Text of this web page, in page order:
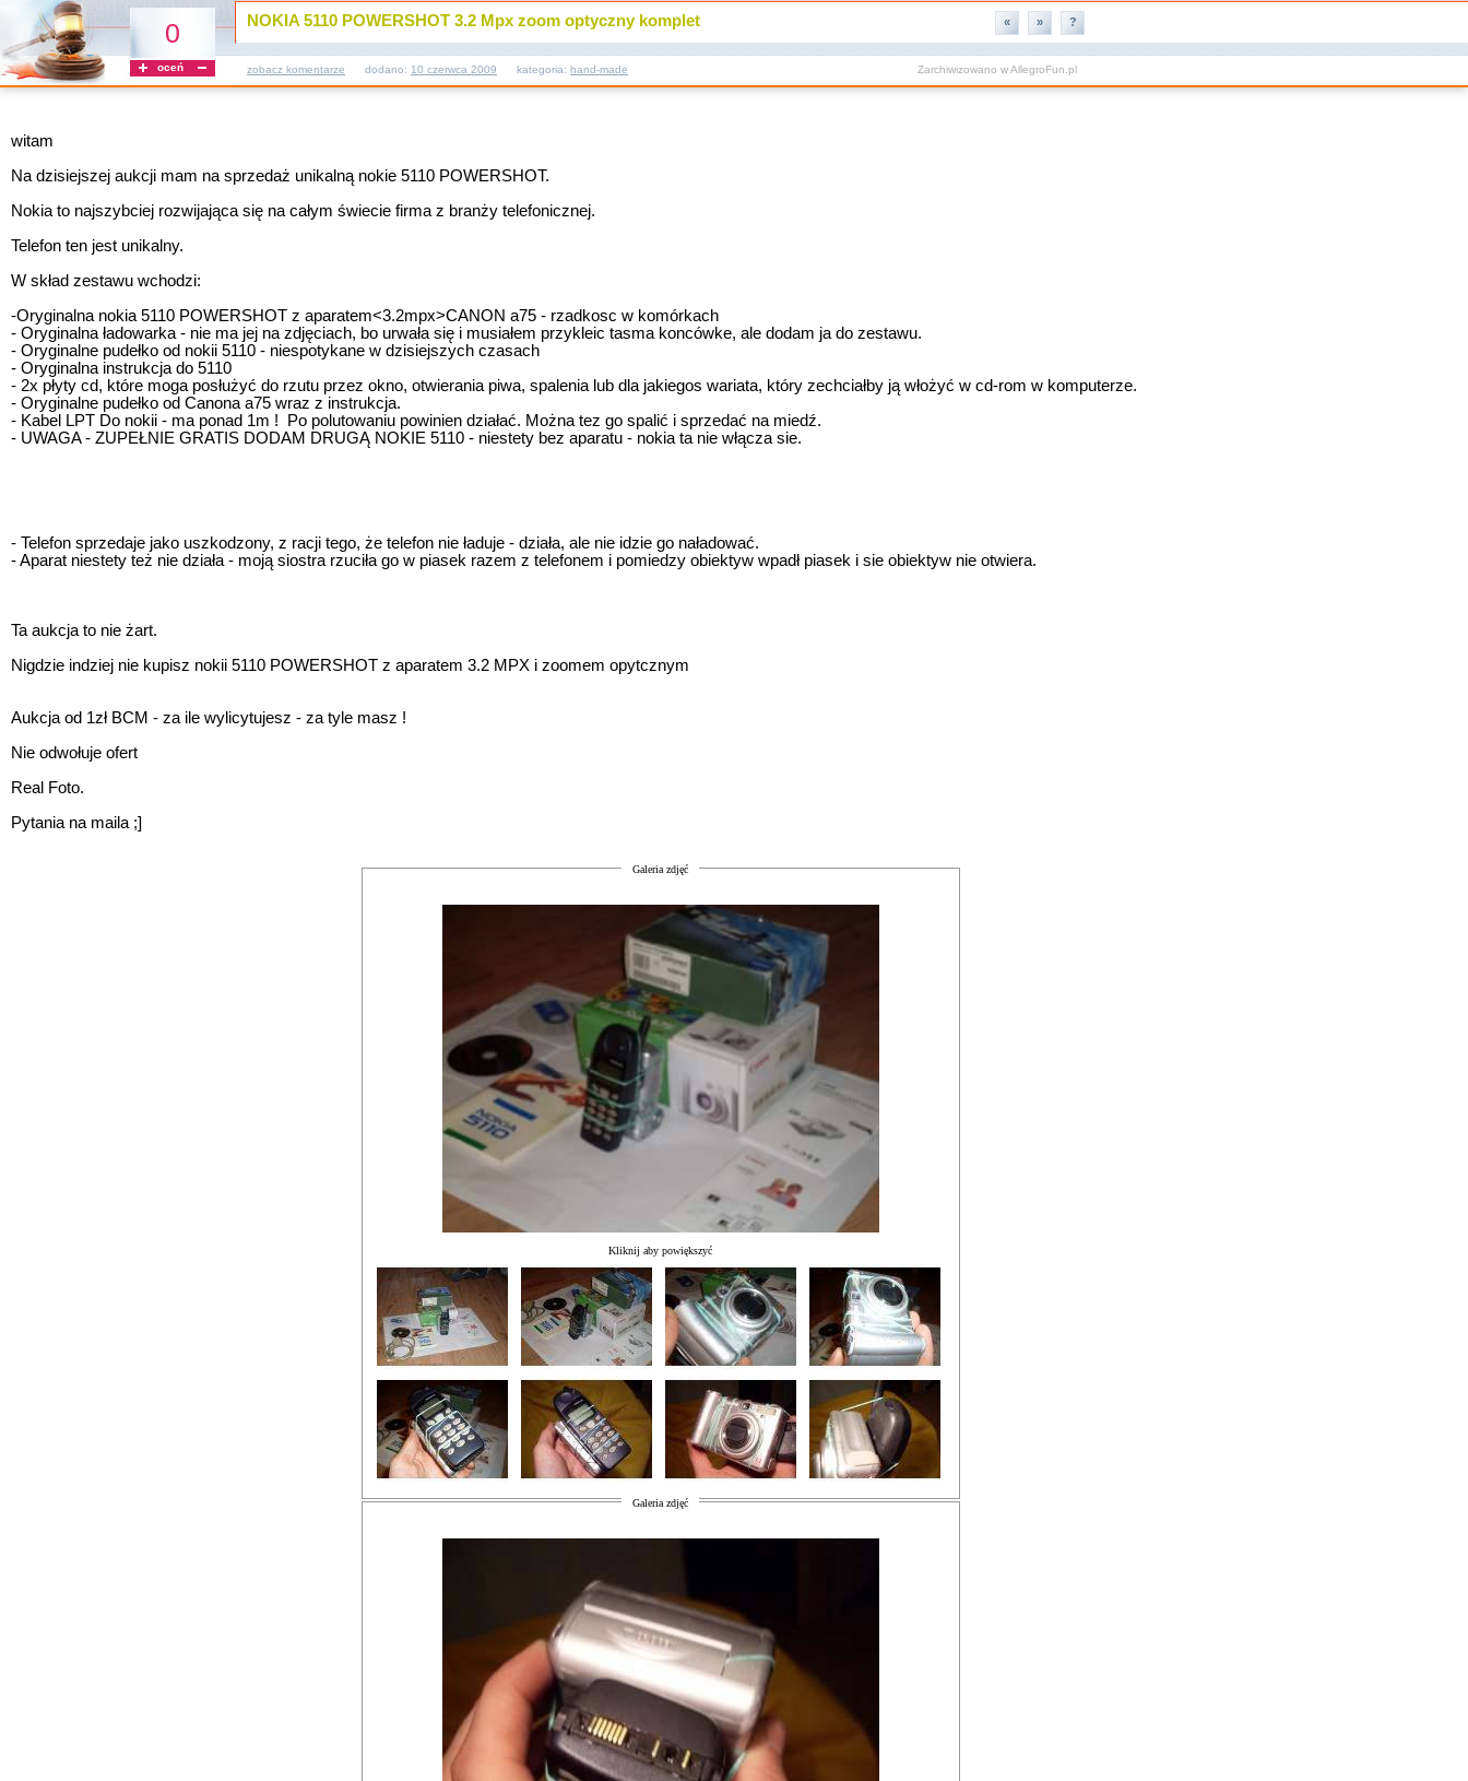
witam
Na dzisiejszej aukcji mam na sprzedaż unikalną nokie 5110 POWERSHOT.
Nokia to najszybciej rozwijająca się na całym świecie firma z branży telefonicznej.
Telefon ten jest unikalny.
W skład zestawu wchodzi:
-Oryginalna nokia 5110 POWERSHOT z aparatem<3.2mpx>CANON a75 - rzadkosc w komórkach
- Oryginalna ładowarka - nie ma jej na zdjęciach, bo urwała się i musiałem przykleic tasma koncówke, ale dodam ja do zestawu.
- Oryginalne pudełko od nokii 5110 - niespotykane w dzisiejszych czasach
- Oryginalna instrukcja do 5110
- 2x płyty cd, które moga posłużyć do rzutu przez okno, otwierania piwa, spalenia lub dla jakiegos wariata, który zechciałby ją włożyć w cd-rom w komputerze.
- Oryginalne pudełko od Canona a75 wraz z instrukcja.
- Kabel LPT Do nokii - ma ponad 1m ! Po polutowaniu powinien działać. Można tez go spalić i sprzedać na miedź.
- UWAGA - ZUPEŁNIE GRATIS DODAM DRUGĄ NOKIE 5110 - niestety bez aparatu - nokia ta nie włącza sie.
- Telefon sprzedaje jako uszkodzony, z racji tego, że telefon nie ładuje - działa, ale nie idzie go naładować.
- Aparat niestety też nie działa - moją siostra rzuciła go w piasek razem z telefonem i pomiedzy obiektyw wpadł piasek i sie obiektyw nie otwiera.
Ta aukcja to nie żart.
Nigdzie indziej nie kupisz nokii 5110 POWERSHOT z aparatem 3.2 MPX i zoomem opytcznym
Aukcja od 1zł BCM - za ile wylicytujesz - za tyle masz !
Nie odwołuje ofert
Real Foto.
Pytania na maila ;]
Galeria zdjęć
Kliknij aby powiększyć
Galeria zdjęć
0
oceń
NOKIA 5110 POWERSHOT 3.2 Mpx zoom optyczny komplet ?
»
«
zobacz komentarze dodano: 10 czerwca 2009 kategoria: hand-made Zarchiwizowano wAllegroFun.pl